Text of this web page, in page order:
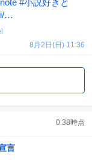
note #小説好きと
…
8月2日(日) 11:36
0:38時点
言